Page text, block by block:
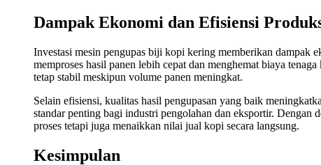
Dampak Ekonomi dan Efisiensi
Investasi mesin pengupas biji kopi kering memberikan dampak
memproses hasil panen lebih cepat dan menghemat biaya
tetap stabil meskipun volume panen meningkat.
Selain efisiensi, kualitas hasil pengupasan yang baik
standar penting bagi industri pengolahan dan eksportir. Dengan
proses tetapi juga menaikkan nilai jual kopi secara langsung.
Kesimpulan